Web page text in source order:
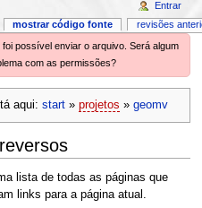
foi possível enviar o arquivo. Será algum
com as permissões?
aqui: start» projetos » geomv
lista de todas as páginas que
links para a página atual.
mostrar código fonte revisões
Entrar